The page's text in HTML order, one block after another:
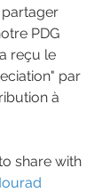
PDG
reçu le
par
à
share with